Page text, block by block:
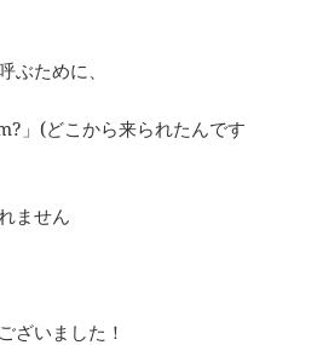
ぶために、
」(どこから来られたんです
ません
ざいました！